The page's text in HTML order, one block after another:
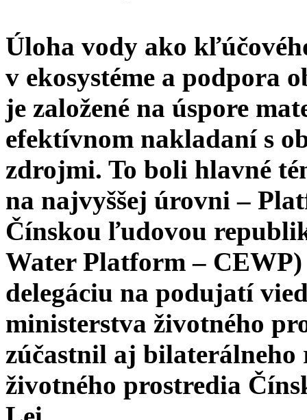
Úloha vody ako
v ekosystéme a podpora
je založené na úspore
efektívnom nakladaní s
zdrojmi. To boli hlavné
na najvyššej úrovni –
Čínskou ľudovou
Water Platform –
delegáciu na podujatí
ministerstva životného
zúčastnil aj
životného prostredia